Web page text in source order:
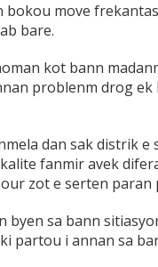
bokou move
bare.
kot bann
problenm drog
dan sak distrik
fanmir avek
zot e serten paran
byen sa bann
partou i annan sa